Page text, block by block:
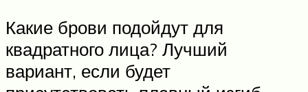
Какие брови подойдут для
квадратного лица? Лучший
вариант, если будет